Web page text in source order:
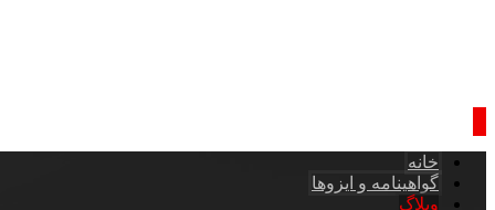
خانه
گواهینامه و ایزوها
وبلاگ